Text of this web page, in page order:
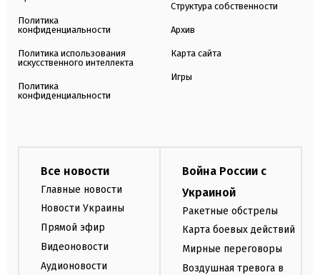
Политика
конфиденциальности
Политика использования
искусственного интеллекта
Политика
конфиденциальности
Структура собственности
Архив
Карта сайта
Игры
Все новости
Главные новости
Новости Украины
Прямой эфир
Видеоновости
Аудионовости
Война России с
Украиной
Ракетные обстрелы
Карта боевых действий
Мирные переговоры
Воздушная тревога в